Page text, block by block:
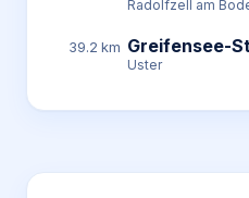
Radolfzell am
39.2 km Greifensee-
Uster